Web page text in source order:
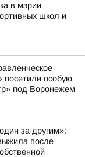
в мэрии
школ и
посетили особую
под Воронежем
за другим»:
после